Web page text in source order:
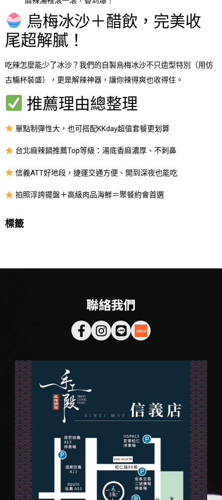
烏梅冰沙＋醋飲，完美收
尾超解膩！
吃辣怎麼能少了冰沙？我們的自製烏梅冰沙不只造型特別（用仿
古觴杯裝盛），更是解辣神器，讓你辣得爽也收得住。
推薦理由總整理
單點制彈性大，也可搭配KKday超值套餐更划算
台北麻辣鍋推薦Top等級：湯底香麻濃厚、不刺鼻
信義ATT好地段，捷運交通方便、開到深夜也能吃
拍照浮誇擺盤＋高級肉品海鮮＝聚餐約會首選
標籤
聯絡我們